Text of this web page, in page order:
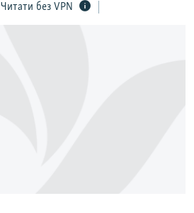
Читати без VPN